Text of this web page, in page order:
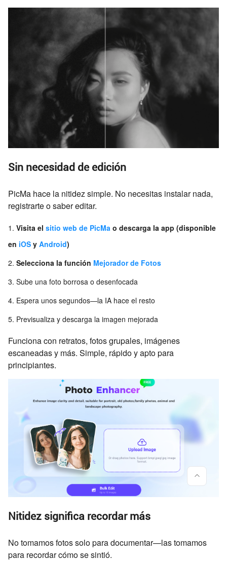
Sin necesidad de edición
PicMa hace la nitidez simple. No necesitas instalar nada,
registrarte o saber editar.
Visita el sitio web de PicMa o descarga la app (disponible
en iOS y Android)
Selecciona la función Mejorador de Fotos
Sube una foto borrosa o desenfocada
Espera unos segundos—la IA hace el resto
Previsualiza y descarga la imagen mejorada
Funciona con retratos, fotos grupales, imágenes
escaneadas y más. Simple, rápido y apto para
principiantes.
Nitidez significa recordar más
No tomamos fotos solo para documentar—las tomamos
para recordar cómo se sintió.